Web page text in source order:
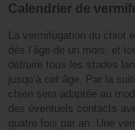
Calendrier de
La vermifugation du chiot
dès l’âge de un mois, et
détruire tous les stades
jusqu’à cet âge. Par la
chien sera adaptée au
des éventuels contacts
quatre fois par an. Une